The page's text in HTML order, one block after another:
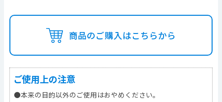
商品のご購入はこちらから
ご使用上の注意
●本来の目的以外のご使用はおやめください。